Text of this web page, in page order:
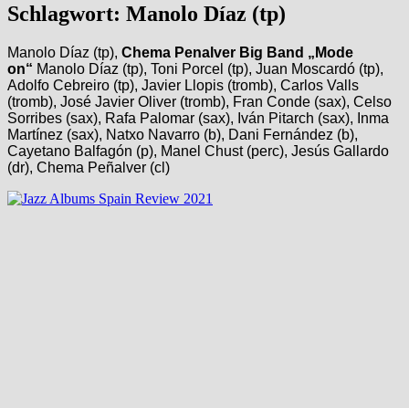
Schlagwort: Manolo Díaz (tp)
Manolo Díaz (tp), Chema Penalver Big Band „Mode
on“ Manolo Díaz (tp), Toni Porcel (tp), Juan Moscardó (tp),
Adolfo Cebreiro (tp), Javier Llopis (tromb), Carlos Valls
(tromb), José Javier Oliver (tromb), Fran Conde (sax), Celso
Sorribes (sax), Rafa Palomar (sax), Iván Pitarch (sax), Inma
Martínez (sax), Natxo Navarro (b), Dani Fernández (b),
Cayetano Balfagón (p), Manel Chust (perc), Jesús Gallardo
(dr), Chema Peñalver (cl)